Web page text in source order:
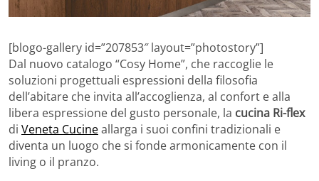
[blogo-gallery id=”207853″ layout=”photostory”]
Dal nuovo catalogo “Cosy Home”, che raccoglie le
soluzioni progettuali espressioni della filosofia
dell’abitare che invita all’accoglienza, al confort e alla
libera espressione del gusto personale, la cucina Ri-flex
di Veneta Cucineallarga i suoi confini tradizionali e
diventa un luogo che si fonde armonicamente con il
living o il pranzo.